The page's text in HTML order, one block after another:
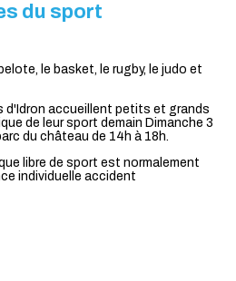
du sport
le basket, le rugby, le judo et
accueillent petits et grands
de leur sport demain Dimanche 3
du château de 14h à 18h.
libre de sport est normalement
individuelle accident